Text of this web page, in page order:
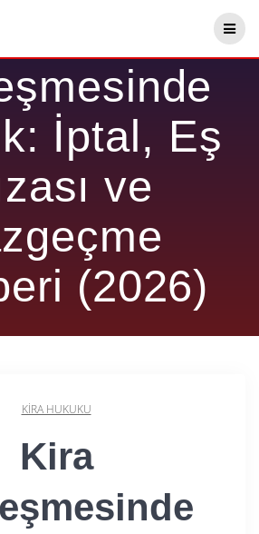
İptal, Eş
ve
(2026)
KIRA HUKUKU
Kira